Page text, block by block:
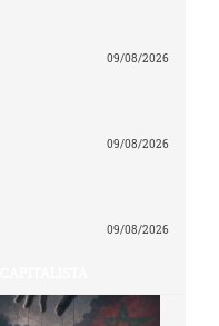
09/08/2026
09/08/2026
09/08/2026